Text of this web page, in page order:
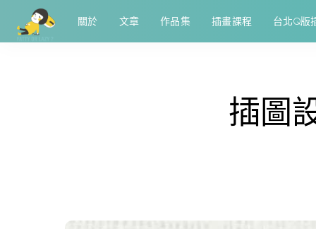
關於 文章 作品集 插畫課程 台北Q版
插圖